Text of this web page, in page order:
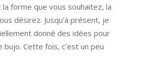
la forme que vous souhaitez, la
désirez. Jusqu’à présent, je
donné des idées pour
Cette fois, c’est un peu